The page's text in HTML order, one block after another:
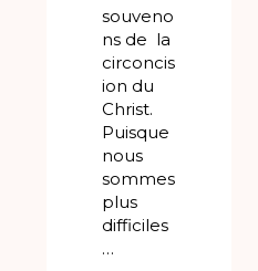
souveno
ns de la
circoncis
ion du
Christ.
Puisque
nous
sommes
plus
difficiles
…